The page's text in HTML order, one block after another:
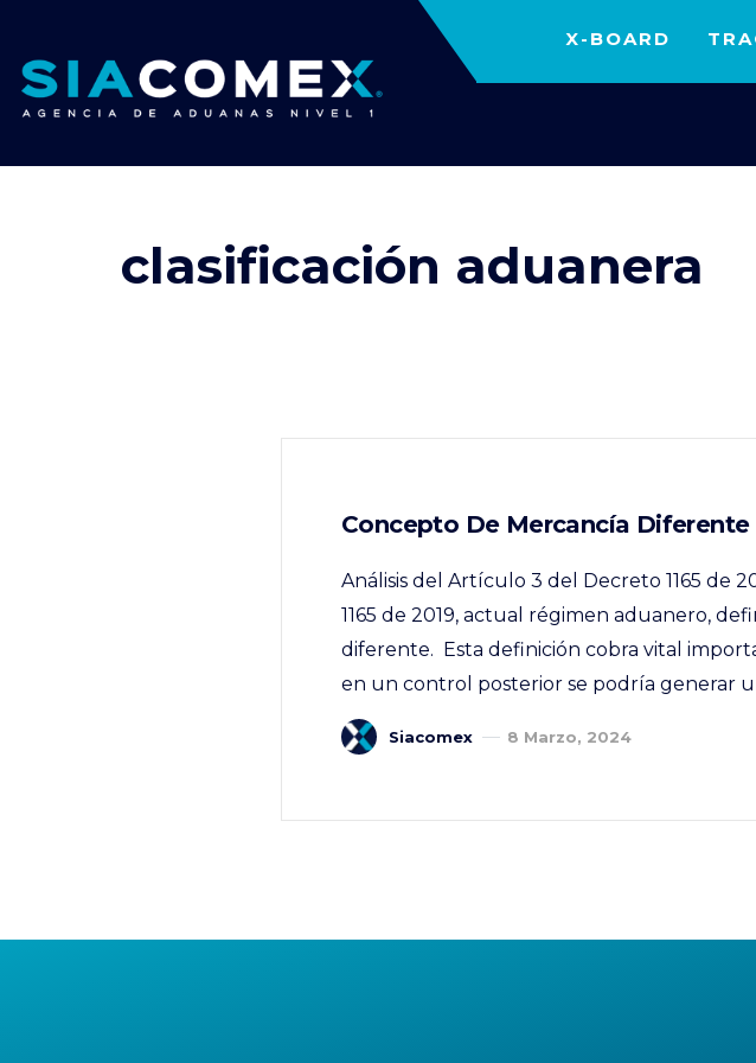
X-BOARD
clasificación aduanera
Concepto De Mercancía Diferente
Análisis del Artículo 3 del Decreto 1165 de
1165 de 2019, actual régimen aduanero,
diferente. Esta definición cobra vital
en un control posterior se podría generar
Siacomex 8 Marzo, 2024